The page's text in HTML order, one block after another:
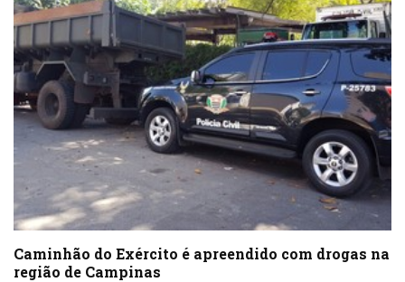
Caminhão do Exército é apreendido com drogas na
região de Campinas